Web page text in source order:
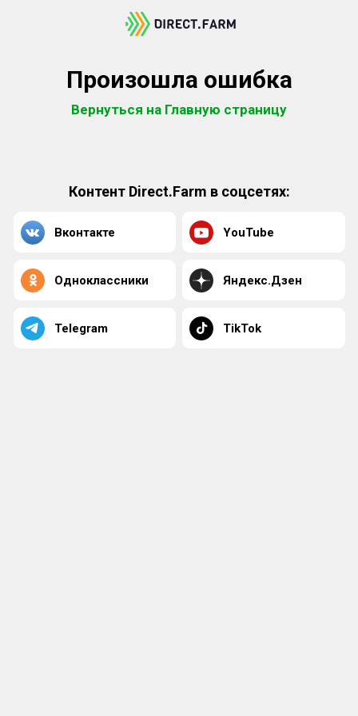
Произошла ошибка
Вернуться на Главную страницу
Контент Direct.Farm в соцсетях:
Вконтакте YouTube
Одноклассники Яндекс.Дзен
Telegram TikTok